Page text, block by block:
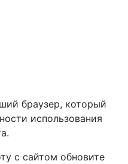
браузер, который
использования
с сайтом обновите